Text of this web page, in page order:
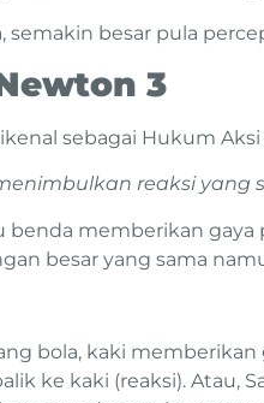
semakin besar pula
3
sebagai Hukum
reaksi
benda memberikan gaya
besar yang sama
bola, kaki memberikan
ke kaki (reaksi). Atau,